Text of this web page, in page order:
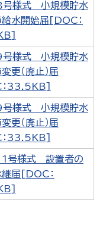
号様式 小規模貯水
水開始届[DOC：
号様式 小規模貯水
更（廃止）届
33.5KB]
号様式 小規模貯水
更（廃止）届
33.5KB]
号様式 設置者の
届[DOC：